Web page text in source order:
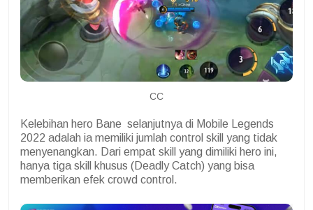
CC
Kelebihan hero Bane selanjutnya di Mobile Legends
2022 adalah ia memiliki jumlah control skill yang tidak
menyenangkan. Dari empat skill yang dimiliki hero ini,
hanya tiga skill khusus (Deadly Catch) yang bisa
memberikan efek crowd control.